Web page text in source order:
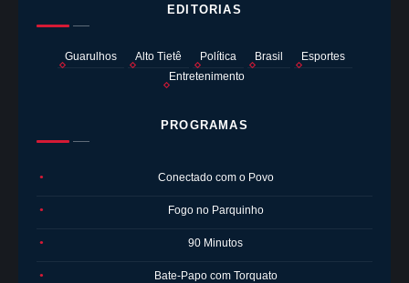
EDITORIAS
Guarulhos Alto Tietê Política Brasil
Esportes
Entretenimento
PROGRAMAS
● Conectado com o Povo
● Fogo no Parquinho
● 90 Minutos
● Bate-Papo com Torquato